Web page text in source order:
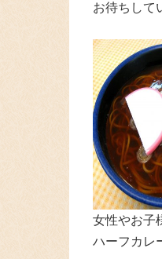
お待ちし
女性やお子
ハーフカレ